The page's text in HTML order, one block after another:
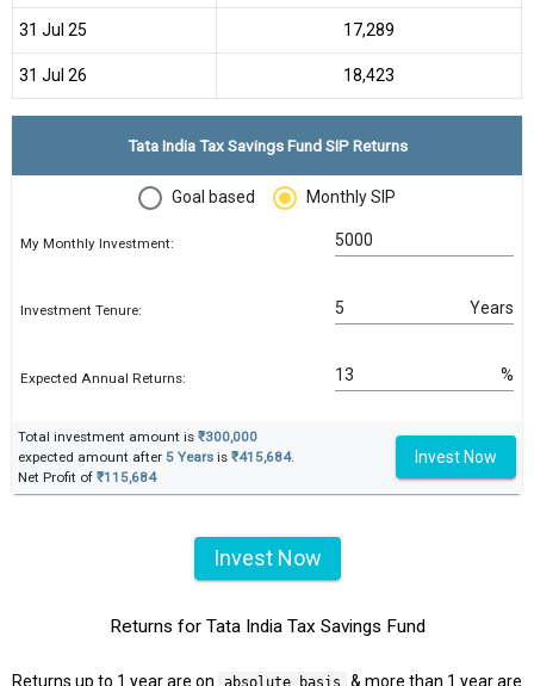
31 Jul 25 ₹17,289
31 Jul 26 ₹18,423
Tata India Tax Savings Fund SIP Returns
Goal based Monthly SIP
My Monthly Investment:
Investment Tenure: Years
Expected Annual Returns: %
Total investment amount is ₹300,000
expected amount after 5 Years is ₹415,684.
Net Profit of ₹115,684
Invest Now
Invest Now
Returns for Tata India Tax Savings Fund
Returns up to 1 year are on absolute basis & more than 1 year are